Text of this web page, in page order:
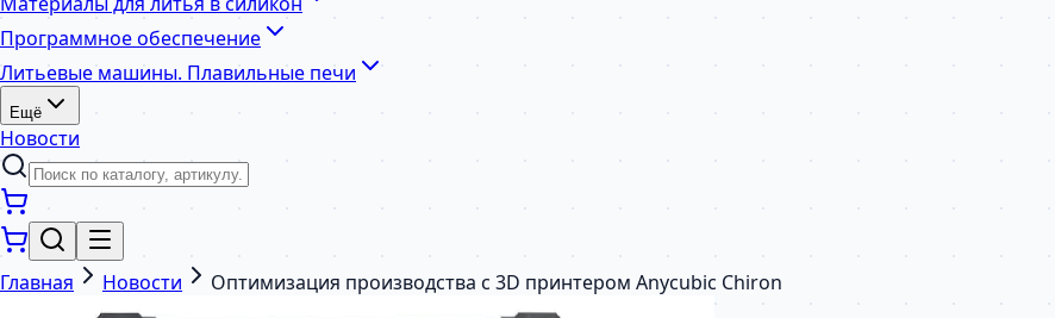
Программное обеспечение
Литьевые машины. Плавильные печи
Ещё
Новости
Главная Новости Оптимизация производства с 3D принтером Anycubic Chiron